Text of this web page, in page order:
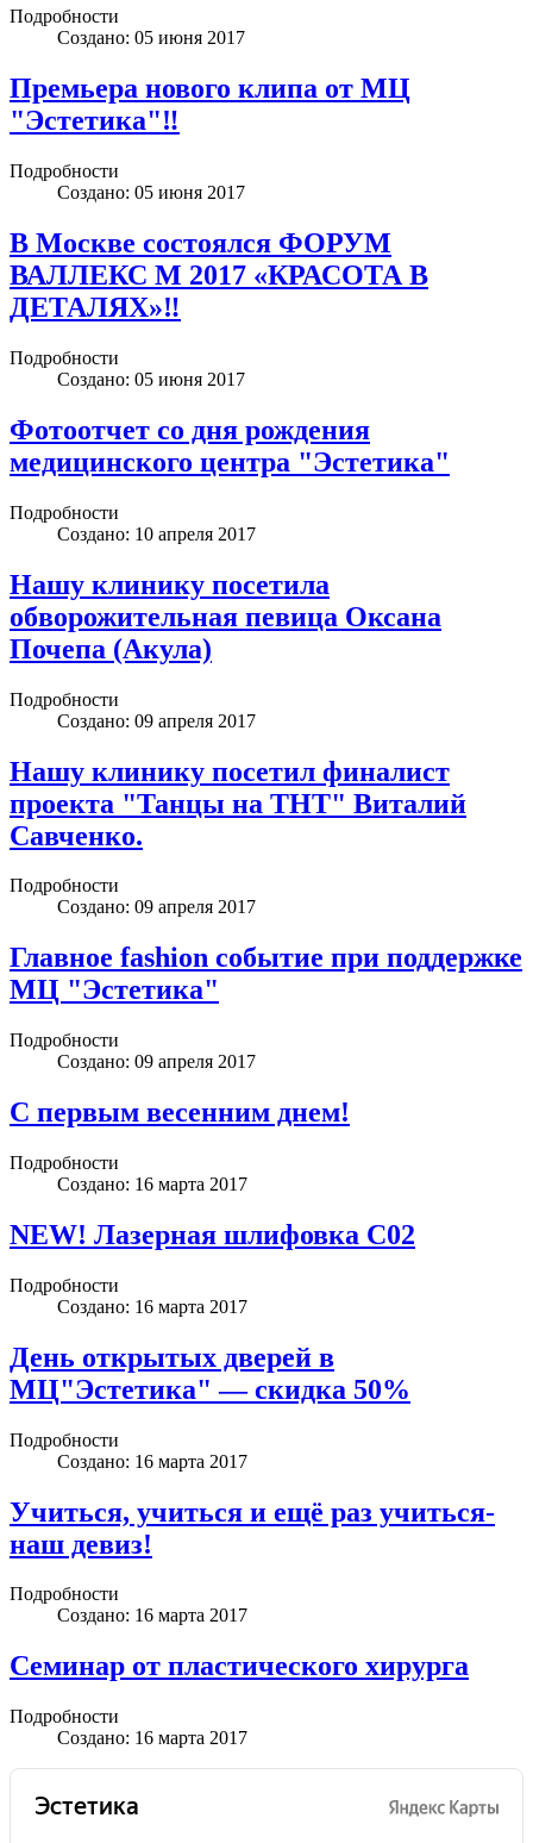
Подробности
Создано: 05 июня 2017
Премьера нового клипа от МЦ
"Эстетика"‼️
Подробности
Создано: 05 июня 2017
В Москве состоялся ФОРУМ
ВАЛЛЕКС М 2017 «КРАСОТА В
ДЕТАЛЯХ»‼️
Подробности
Создано: 05 июня 2017
Фотоотчет со дня рождения
медицинского центра "Эстетика"
Подробности
Создано: 10 апреля 2017
Нашу клинику посетила
обворожительная певица Оксана
Почепа (Акула)
Подробности
Создано: 09 апреля 2017
Нашу клинику посетил финалист
проекта "Танцы на ТНТ" Виталий
Савченко.
Подробности
Создано: 09 апреля 2017
Главное fashion событие при поддержке
МЦ "Эстетика"
Подробности
Создано: 09 апреля 2017
С первым весенним днем!
Подробности
Создано: 16 марта 2017
NEW! Лазерная шлифовка С02
Подробности
Создано: 16 марта 2017
День открытых дверей в
МЦ"Эстетика" — скидка 50%
Подробности
Создано: 16 марта 2017
Учиться, учиться и ещё раз учиться-
наш девиз!
Подробности
Создано: 16 марта 2017
Семинар от пластического хирурга
Подробности
Создано: 16 марта 2017